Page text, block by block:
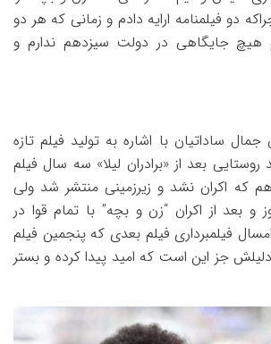
دو فیلمنامه ارایه دادم و زمانی که هر دو
جایگاهی در دولت سیزدهم ندارم و
جمال ساداتیان با اشاره به تولید فیلم تازه
بعد از «برادران لیلا» سه سال فیلم
که اکران نشد و زیرزمینی منتشر شد ولی
و بعد از اکران “زن و بچه” با تمام قوا در
فیلمبرداری فیلم بعدی که پنجمین فیلم
جز این است که امید پیدا کرده و بستر